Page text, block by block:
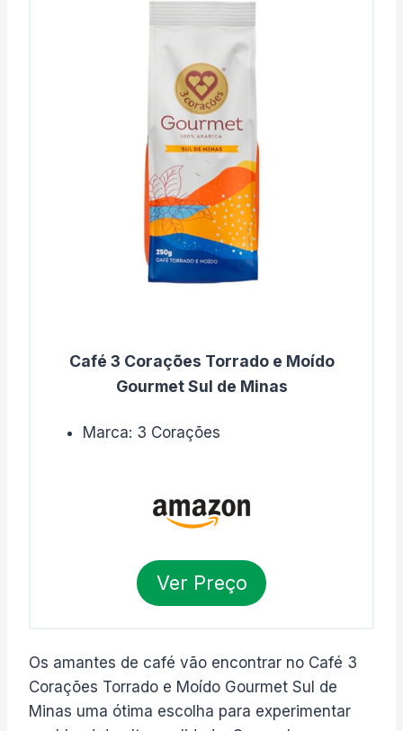
Café 3 Corações Torrado e Moído
Gourmet Sul de Minas
Marca: 3 Corações
Ver Preço
Os amantes de café vão encontrar no Café 3
Corações Torrado e Moído Gourmet Sul de
Minas uma ótima escolha para experimentar